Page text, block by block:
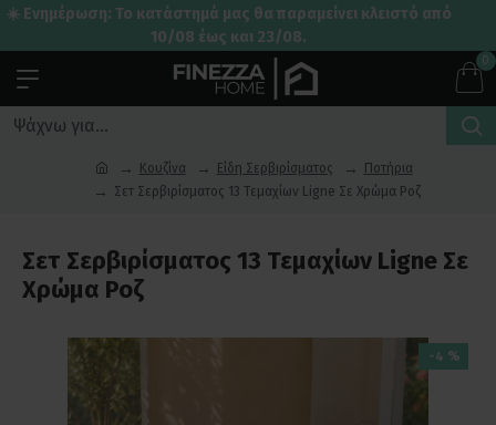
☀️ Ενημέρωση: Το κατάστημά μας θα παραμείνει κλειστό από
10/08 έως και 23/08.
0
Κουζίνα Είδη Σερβιρίσματος
Ποτήρια
Σετ Σερβιρίσματος 13 Τεμαχίων Ligne Σε Χρώμα Ροζ
Σετ Σερβιρίσματος 13 Τεμαχίων Ligne Σε
Χρώμα Ροζ
-4 %